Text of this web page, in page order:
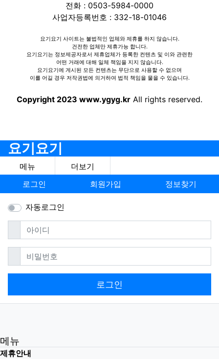
전화 : 0503-5984-0000
사업자등록번호 : 332-18-01046
요기요기 사이트는 불법적인 업체와 제휴를 하지 않습니다.
건전한 업체만 제휴가능 합니다.
요기요기는 정보제공자로서 제휴업체가 등록한 컨텐츠 및 이와 관련한
어떤 거래에 대해 일체 책임을 지지 않습니다.
요기요기에 게시된 모든 컨텐츠는 무단으로 사용할 수 없으며
이를 어길 경우 저작권법에 의거하여 법적 책임을 물을 수 있습니다.
Copyright 2023 www.ygyg.kr All rights reserved.
요기요기
메뉴
더보기
로그인
회원가입 정보찾기
자동로그인
아이디필수
비밀번호필수
로그인
메뉴
제휴안내